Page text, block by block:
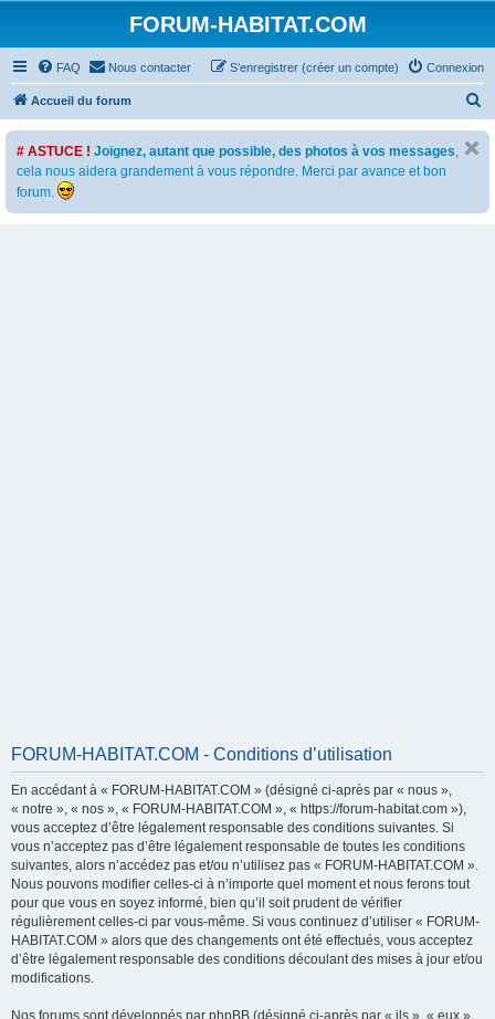
FORUM-HABITAT.COM
FAQ Nous contacter Connexion
S’enregistrer (créer un compte)
Accueil du forum
e
# ASTUCE ! Joignez, autant que possible, des photos à vos messages,
cela nous aidera grandement à vous répondre. Merci par avance et bon
forum.
FORUM-HABITAT.COM - Conditions d’utilisation
En accédant à « FORUM-HABITAT.COM » (désigné ci-après par « nous »,
« notre », « nos », « FORUM-HABITAT.COM », « https://forum-habitat.com »),
vous acceptez d’être légalement responsable des conditions suivantes. Si
vous n’acceptez pas d’être légalement responsable de toutes les conditions
suivantes, alors n’accédez pas et/ou n’utilisez pas « FORUM-HABITAT.COM ».
Nous pouvons modifier celles-ci à n’importe quel moment et nous ferons tout
pour que vous en soyez informé, bien qu’il soit prudent de vérifier
régulièrement celles-ci par vous-même. Si vous continuez d’utiliser « FORUM-
HABITAT.COM » alors que des changements ont été effectués, vous acceptez
d’être légalement responsable des conditions découlant des mises à jour et/ou
modifications.
Nos forums sont développés par phpBB (désigné ci-après par « ils », « eux »,